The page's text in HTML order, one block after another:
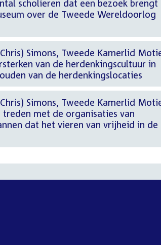
scholieren dat een bezoek brengt
over de Tweede Wereldoorlog
Simons, Tweede Kamerlid
van de herdenkingscultuur in
van de herdenkingslocaties
Simons, Tweede Kamerlid
met de organisaties van
dat het vieren van vrijheid in de